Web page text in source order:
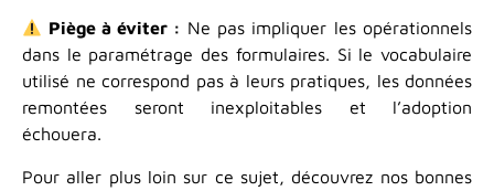
Piège à éviter : Ne pas impliquer les opérationnels
dans le paramétrage des formulaires. Si le vocabulaire
utilisé ne correspond pas à leurs pratiques, les données
remontées seront inexploitables et l’adoption
échouera.
Pour aller plus loin sur ce sujet, découvrez nos bonnes